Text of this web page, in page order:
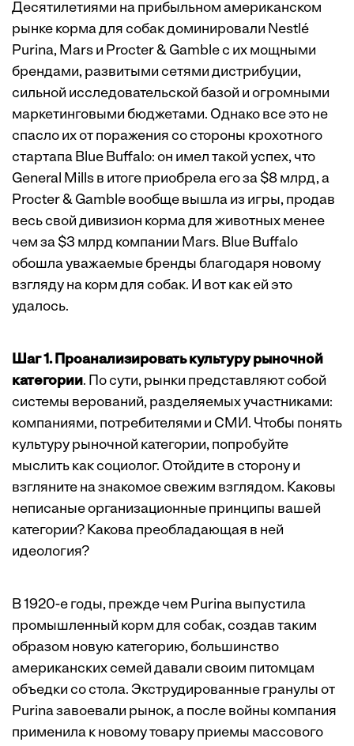
Десятилетиями на прибыльном американском
рынке корма для собак доминировали Nestlé
Purina, Mars и Procter & Gamble с их мощными
брендами, развитыми сетями дистрибуции,
сильной исследовательской базой и огромными
маркетинговыми бюджетами. Однако все это не
спасло их от поражения со стороны крохотного
стартапа Blue Buffalo: он имел такой успех, что
General Mills в итоге приобрела его за $8 млрд, а
Procter & Gamble вообще вышла из игры, продав
весь свой дивизион корма для животных менее
чем за $3 млрд компании Mars. Blue Buffalo
обошла уважаемые бренды благодаря новому
взгляду на корм для собак. И вот как ей это
удалось.
Шаг 1. Проанализировать культуру рыночной
категории. По сути, рынки представляют собой
системы верований, разделяемых участниками:
компаниями, потребителями и СМИ. Чтобы понять
культуру рыночной категории, попробуйте
мыслить как социолог. Отойдите в сторону и
взгляните на знакомое свежим взглядом. Каковы
неписаные организационные принципы вашей
категории? Какова преобладающая в ней
идеология?
В 1920-е годы, прежде чем Purina выпустила
промышленный корм для собак, создав таким
образом новую категорию, большинство
американских семей давали своим питомцам
объедки со стола. Экструдированные гранулы от
Purina завоевали рынок, а после войны компания
применила к новому товару приемы массового